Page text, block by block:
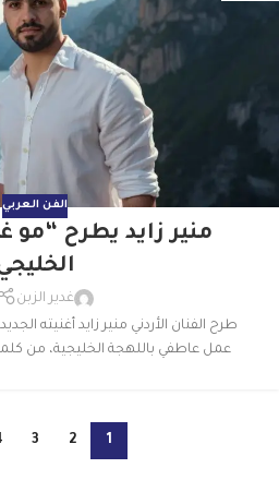
الفن العربي
منير زايد يطرح “مو
غدير الزبن
طرح الفنان الأردني منير زايد أغنيته
عمل عاطفي باللهجة الخليجية، من
1
2
3